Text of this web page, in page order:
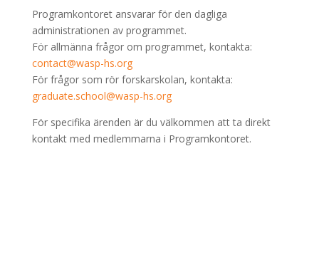
Programkontoret ansvarar för den dagliga
administrationen av programmet.
För allmänna frågor om programmet, kontakta:
contact@wasp-hs.org
För frågor som rör forskarskolan, kontakta:
graduate.school@wasp-hs.org
För specifika ärenden är du välkommen att ta direkt
kontakt med medlemmarna i Programkontoret.